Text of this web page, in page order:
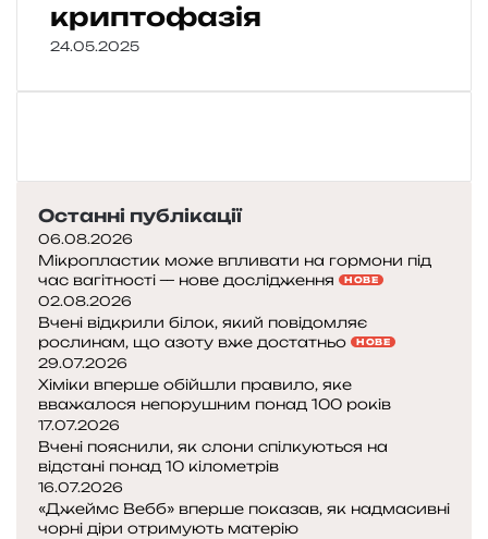
криптофазія
24.05.2025
Останні публікації
06.08.2026
Мікропластик може впливати на гормони під
час вагітності — нове дослідження
НОВЕ
02.08.2026
Вчені відкрили білок, який повідомляє
рослинам, що азоту вже достатньо
НОВЕ
29.07.2026
Хіміки вперше обійшли правило, яке
вважалося непорушним понад 100 років
17.07.2026
Вчені пояснили, як слони спілкуються на
відстані понад 10 кілометрів
16.07.2026
«Джеймс Вебб» вперше показав, як надмасивні
чорні діри отримують матерію